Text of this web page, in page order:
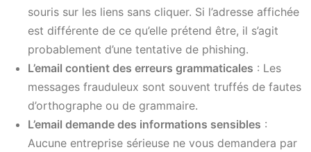
souris sur les liens sans cliquer. Si l’adresse affichée
est différente de ce qu’elle prétend être, il s’agit
probablement d’une tentative de phishing.
L’email contient des erreurs grammaticales : Les
messages frauduleux sont souvent truffés de fautes
d’orthographe ou de grammaire.
L’email demande des informations sensibles :
Aucune entreprise sérieuse ne vous demandera par